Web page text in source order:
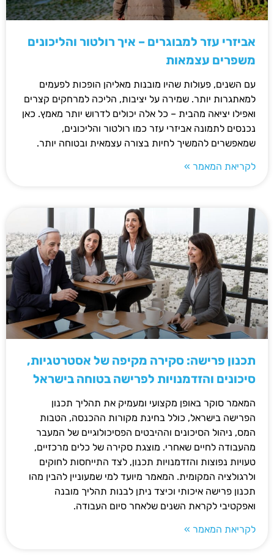
אביזרי עזר למבוגרים – איך רולטור והליכונים
משפרים עצמאות
עם השנים, פעולות שהיו מובנות מאליהן הופכות לפעמים
למאתגרות יותר. שמירה על יציבות, הליכה למרחקים קצרים
ואפילו יציאה מהבית – כל אלה יכולים לדרוש יותר מאמץ. כאן
נכנסים לתמונה אביזרי עזר כמו רולטור והליכונים,
שמאפשרים להמשיך לחיות בצורה עצמאית ובטוחה יותר.
לקריאת המאמר »
תכנון פרישה: סקירה מקיפה של אסטרטגיות,
סיכונים והזדמנויות לפרישה בטוחה בישראל
המאמר סוקר באופן מקצועי ומעמיק את תהליך תכנון
הפרישה בישראל, כולל בחינת מקורות ההכנסה, הטבות
המס, ניהול הסיכונים וההיבטים הפסיכולוגיים של המעבר
מהעבודה לחיים שאחרי. מוצגת סקירה של כלים מרכזיים,
טעויות נפוצות והזדמנויות תכנון, לצד התייחסות לחוקים
ולרגולציה המקומית. המאמר מיועד למי שמעוניין להבין מהו
תכנון פרישה איכותי וכיצד ניתן לבנות תהליך מובנה
ואפקטיבי לקראת השנים שלאחר סיום העבודה.
לקריאת המאמר »